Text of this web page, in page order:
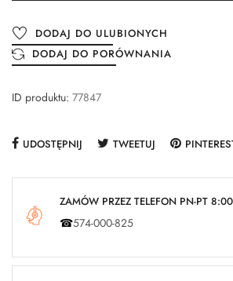
DODAJ DO ULUBIONYCH
DODAJ DO PORÓWNANIA
ID produktu: 77847
UDOSTĘPNIJ TWEETUJ
ZAMÓW PRZEZ TELEFON PN-PT
☎574-000-825